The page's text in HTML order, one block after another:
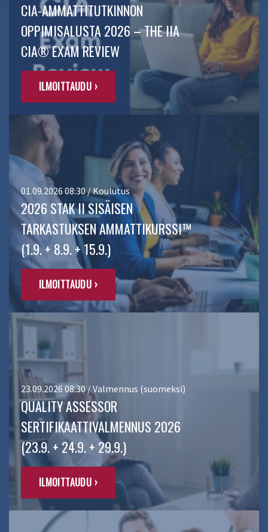
CIA-AMMATTITUTKINNON
OPPIMISALUSTA 2026 – THE IIA
CIA® EXAM REVIEW
ILMOITTAUDU ›
01.09.2026 08:30 / Koulutus
2026 STAK II SISÄISEN
TARKASTUKSEN AMMATTIKURSSI™
(1.9. + 8.9. + 15.9.)
ILMOITTAUDU ›
23.09.2026 08:30 / Valmennus (suomeksi)
QUALITY ASSESSOR
SERTIFIKAATTIVALMENNUS 2026
(23.9. + 24.9. + 29.9.)
ILMOITTAUDU ›